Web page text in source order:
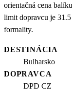
orientačná cena
limit dopravcu je
formality.
DESTINÁCIA
Bulharsko
DOPRAVCA
DPD CZ